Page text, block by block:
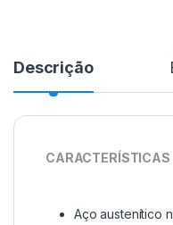
Descrição
Aço austenítico